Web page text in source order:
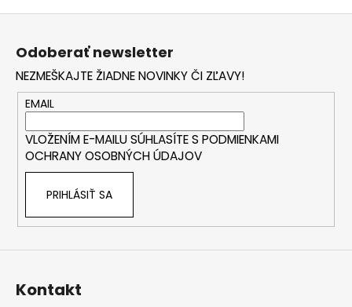
Odoberať newsletter
NEZMEŠKAJTE ŽIADNE NOVINKY ČI ZĽAVY!
EMAIL
VLOŽENÍM E-MAILU SÚHLASÍTE S PODMIENKAMI
OCHRANY OSOBNÝCH ÚDAJOV
PRIHLÁSIŤ SA
Kontakt